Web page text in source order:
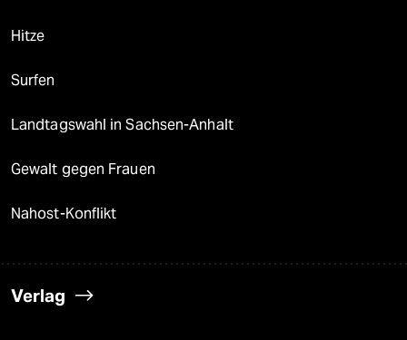
Hitze
Surfen
Landtagswahl in Sachsen-Anhalt
Gewalt gegen Frauen
Nahost-Konflikt
Verlag